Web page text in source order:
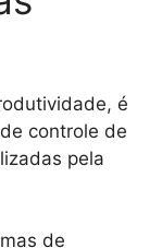
é
controle de
pela
de